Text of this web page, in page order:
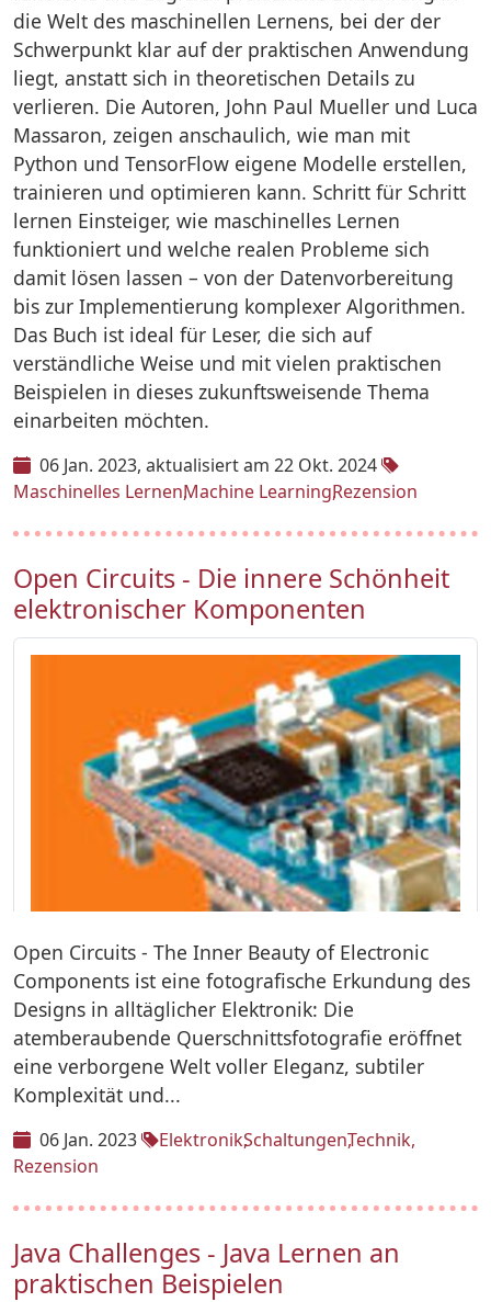
die Welt des maschinellen Lernens, bei der der
Schwerpunkt klar auf der praktischen Anwendung
liegt, anstatt sich in theoretischen Details zu
verlieren. Die Autoren, John Paul Mueller und Luca
Massaron, zeigen anschaulich, wie man mit
Python und TensorFlow eigene Modelle erstellen,
trainieren und optimieren kann. Schritt für Schritt
lernen Einsteiger, wie maschinelles Lernen
funktioniert und welche realen Probleme sich
damit lösen lassen – von der Datenvorbereitung
bis zur Implementierung komplexer Algorithmen.
Das Buch ist ideal für Leser, die sich auf
verständliche Weise und mit vielen praktischen
Beispielen in dieses zukunftsweisende Thema
einarbeiten möchten.
06 Jan. 2023 aktualisiert am 22 Okt. 2024
Maschinelles LernenMachine LearningRezension
Open Circuits - Die innere Schönheit
elektronischer Komponenten
Open Circuits - The Inner Beauty of Electronic
Components ist eine fotografische Erkundung des
Designs in alltäglicher Elektronik: Die
atemberaubende Querschnittsfotografie eröffnet
eine verborgene Welt voller Eleganz, subtiler
Komplexität und...
06 Jan. 2023 ElektronikSchaltungenTechnik
Rezension
Java Challenges - Java Lernen an
praktischen Beispielen